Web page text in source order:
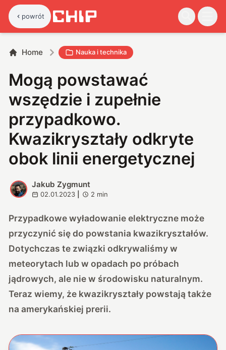
powrót
Home Nauka i technika
Mogą powstawać
wszędzie i zupełnie
przypadkowo.
Kwazikryształy odkryte
obok linii energetycznej
J
Jakub Zygmunt
02.01.2023 2 min
Przypadkowe wyładowanie elektryczne może
przyczynić się do powstania kwazikryształów.
Dotychczas te związki odkrywaliśmy w
meteorytach lub w opadach po próbach
jądrowych, ale nie w środowisku naturalnym.
Teraz wiemy, że kwazikryształy powstają także
na amerykańskiej prerii.